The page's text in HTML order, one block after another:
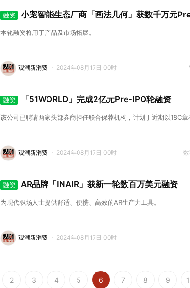
融资 小宠智能生态厂商「画法几何」获数千万元
本轮融资将用于产品及市场拓展。
观潮新消费 · 2024年08月17日 00时
融资 「51WORLD」完成2亿元Pre-IPO轮融资
该公司已聘请两家头部券商担任联合保荐机构，计划于近期以18C章
观潮新消费 · 2024年08月17日 00时
融资 AR品牌「INAIR」获新一轮数百万美元融资
为现代职场人士提供舒适、便携、高效的AR生产力工具。
观潮新消费 · 2024年08月17日 00时
2 3 4 5 6 7 8 9